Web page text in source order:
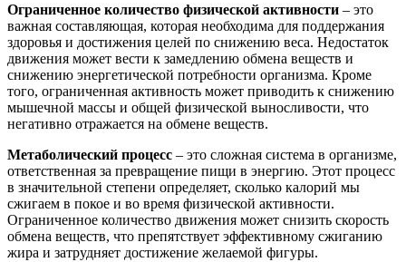
Ограниченное количество физической активности – это
важная составляющая, которая необходима для поддержания
здоровья и достижения целей по снижению веса. Недостаток
движения может вести к замедлению обмена веществ и
снижению энергетической потребности организма. Кроме
того, ограниченная активность может приводить к снижению
мышечной массы и общей физической выносливости, что
негативно отражается на обмене веществ.
Метаболический процесс – это сложная система в организме,
ответственная за превращение пищи в энергию. Этот процесс
в значительной степени определяет, сколько калорий мы
сжигаем в покое и во время физической активности.
Ограниченное количество движения может снизить скорость
обмена веществ, что препятствует эффективному сжиганию
жира и затрудняет достижение желаемой фигуры.